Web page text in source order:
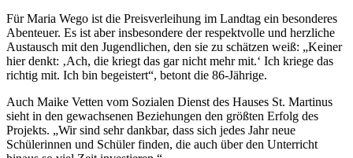
Für Maria Wego ist die Preisverleihung im Landtag ein besonderes
Abenteuer. Es ist aber insbesondere der respektvolle und herzliche
Austausch mit den Jugendlichen, den sie zu schätzen weiß: „Keiner
hier denkt: ‚Ach, die kriegt das gar nicht mehr mit.‘ Ich kriege das
richtig mit. Ich bin begeistert“, betont die 86-Jährige.
Auch Maike Vetten vom Sozialen Dienst des Hauses St. Martinus
sieht in den gewachsenen Beziehungen den größten Erfolg des
Projekts. „Wir sind sehr dankbar, dass sich jedes Jahr neue
Schülerinnen und Schüler finden, die auch über den Unterricht